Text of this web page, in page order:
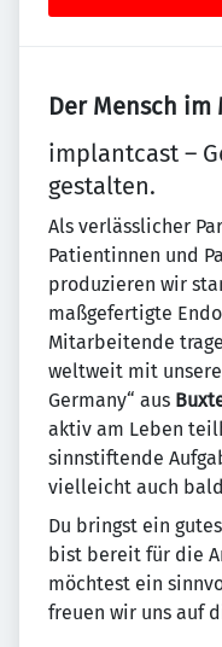
Der Mensch
implantcast –
gestalten.
Als verlässlicher
Patientinnen und
produzieren wir
maßgefertigte
Mitarbeitende
weltweit mit
Germany“ aus
aktiv am Leben
sinnstiftende
vielleicht auch
Du bringst ein
bist bereit für die
möchtest ein
freuen wir uns auf